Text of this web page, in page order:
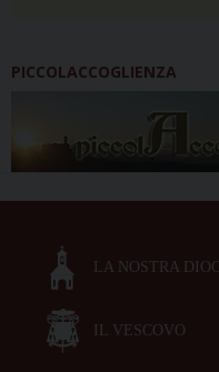
PICCOLACCOGLIENZA
LA NOSTRA
IL VESCOVO